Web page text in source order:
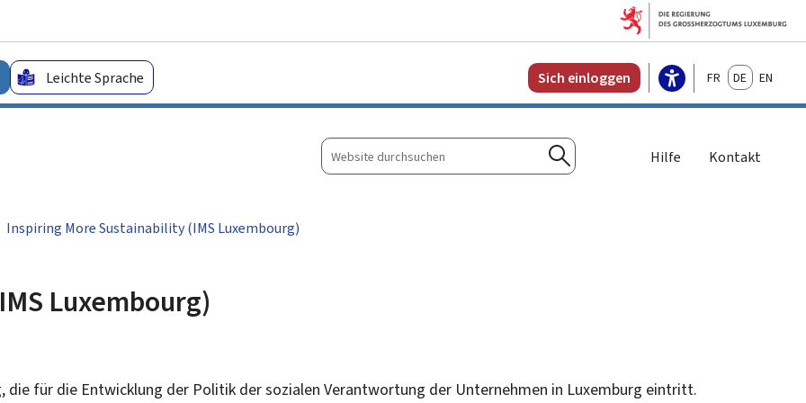
Leichte Sprache Sich einloggen FrançaisDeutschEnglish
Website
durchsuchen
Suchen
Hilfe Kontakt
Inspiring More Sustainability (IMS Luxembourg)
Luxembourg)
die für die Entwicklung der Politik der sozialen Verantwortung der Unternehmen in Luxemburg eintritt.